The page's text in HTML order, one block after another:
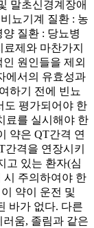
말초신경계장애
뇨기계 질환 : 농
질환 : 당뇨병
제와 마찬가지
원인들을 제외
에서의 유효성과
하기 전에 빈뇨
도 평가되어야 한
료를 실시해야 한
약은 QT간격 연
격을 연장시키
고 있는 환자(심
시 주의하여야 한
약이 운전 및
바가 없다. 다른
움, 졸림과 같은